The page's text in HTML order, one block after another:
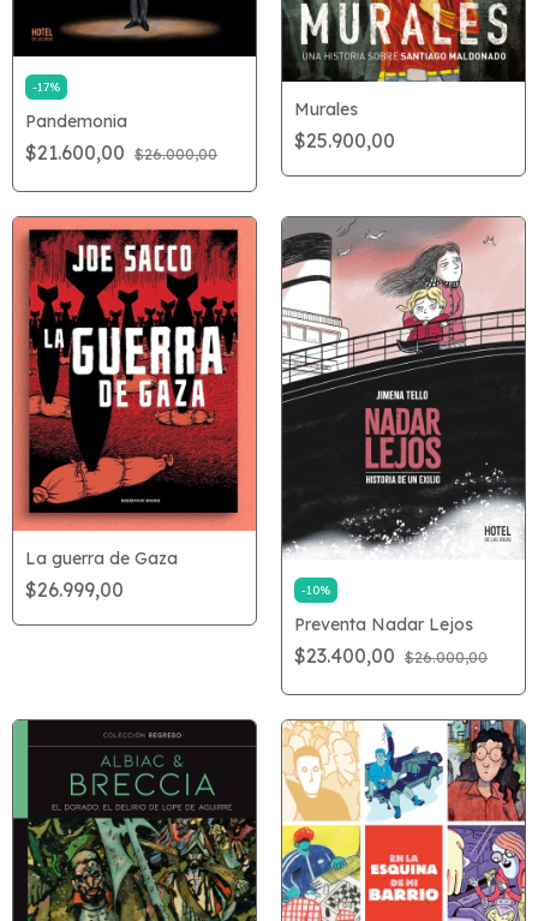
-17%
Pandemonia
$21.600,00 $26.000,00
Murales
$25.900,00
La guerra de Gaza
$26.999,00 -10%
Preventa Nadar Lejos
$23.400,00 $26.000,00